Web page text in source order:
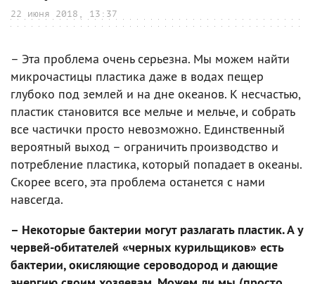
22 июня 2018, 13:37
– Эта проблема очень серьезна. Мы можем найти
микрочастицы пластика даже в водах пещер
глубоко под землей и на дне океанов. К несчастью,
пластик становится все мельче и мельче, и собрать
все частички просто невозможно. Единственный
вероятный выход – ограничить производство и
потребление пластика, который попадает в океаны.
Скорее всего, эта проблема останется с нами
навсегда.
– Некоторые бактерии могут разлагать пластик. А у
червей-обитателей «черных курильщиков» есть
бактерии, окисляющие сероводород и дающие